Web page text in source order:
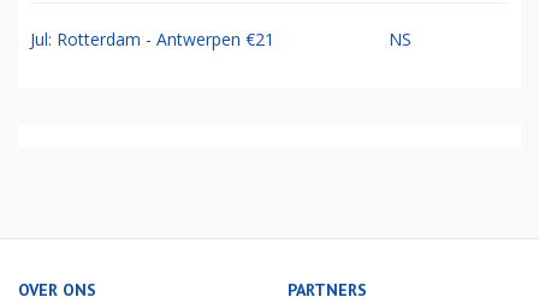
Jul: Rotterdam - Antwerpen €21 NS
OVER ONS PARTNERS